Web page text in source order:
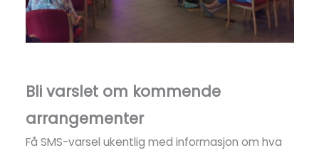
Bli varslet om kommende
arrangementer
Få SMS-varsel ukentlig med informasjon om hva